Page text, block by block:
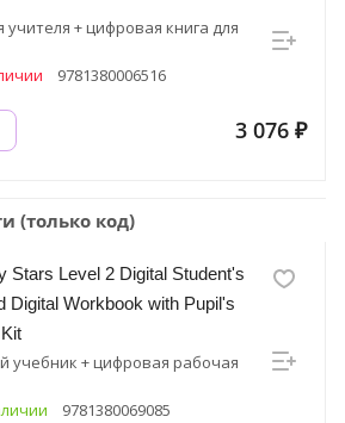
учителя + цифровая книга для
9781380006516
3 076 ₽
(только код)
Stars Level 2 Digital Student's
Digital Workbook with Pupil's
учебник + цифровая рабочая
9781380069085